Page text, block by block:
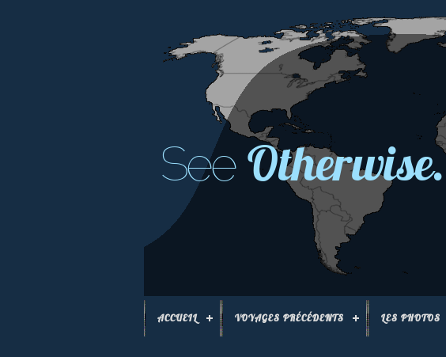
See Otherwise.
ACCUEIL VOYAGES PRÉCÉDENTS LES PHOTOS